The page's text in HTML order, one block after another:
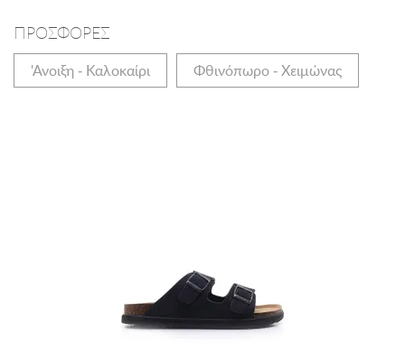
ΠΡΟΣΦΟΡΕΣ
'Ανοιξη - Καλοκαίρι Φθινόπωρο - Χειμώνας